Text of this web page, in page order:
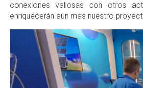
conexiones valiosas con otros
enriquecerán aún más nuestro
Reproductor
vídeo